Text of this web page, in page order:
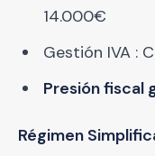
14.000€
Gestión IVA :
Presión fiscal
Régimen